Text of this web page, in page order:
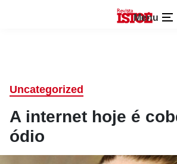
Menu
Uncategorized
A internet hoje é
ódio